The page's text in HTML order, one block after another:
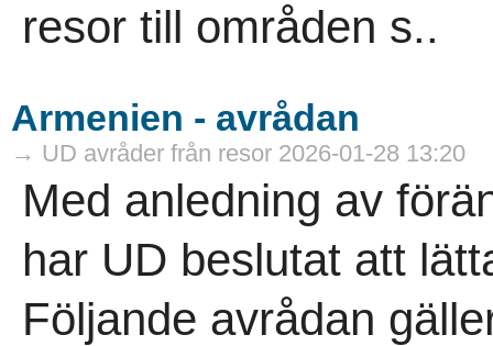
resor till områden s..
Armenien - avrådan
→ UD avråder från resor 2026-01-28 13:20
Med anledning av
har UD beslutat att
Följande avrådan